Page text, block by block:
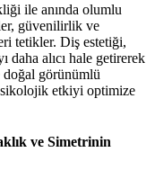
ile anında olumlu
güvenilirlik ve
tetikler. Diş estetiği,
daha alıcı hale getirerek
doğal görünümlü
etkiyi optimize
ve Simetrinin